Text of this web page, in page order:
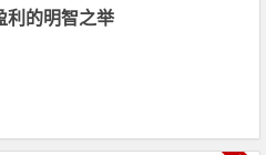
利的明智之举